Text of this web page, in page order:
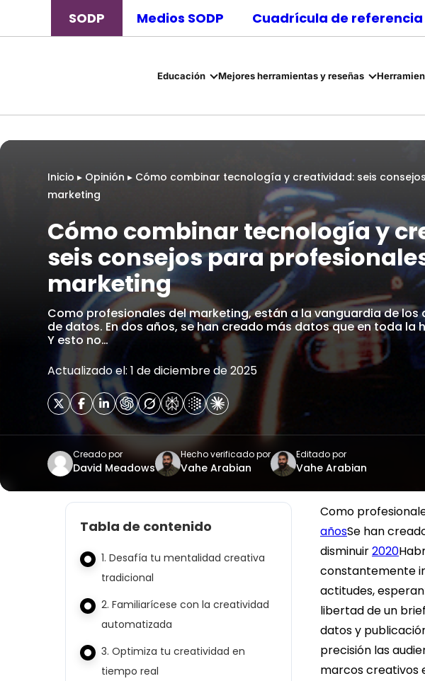
SODP Medios SODP Cuadrícula de referencia
Educación Mejores herramientas y reseñas
Inicio ▸ Opinión ▸ Cómo combinar tecnología y creatividad: seis
marketing
Cómo combinar tecnología y
seis consejos para
marketing
Como profesionales del marketing, están a la vanguardia de
de datos. En dos años, se han creado más datos que en toda la
Y esto no…
Actualizado el: 1 de diciembre de 2025
Creado por
David Meadows
Hecho verificado por
Vahe Arabian
Editado por
Vahe Arabian
Tabla de contenido
1. Desafía tu mentalidad creativa
tradicional
2. Familiarícese con la creatividad
automatizada
3. Optimiza tu creatividad en
tiempo real
Como
añosSe han
disminuir2020
constantemente
actitudes,
libertad de un
datos y
precisión las
marcos creativos